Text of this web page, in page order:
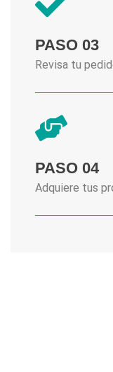
PASO 03
Revisa tu
PASO 04
Adquiere tus